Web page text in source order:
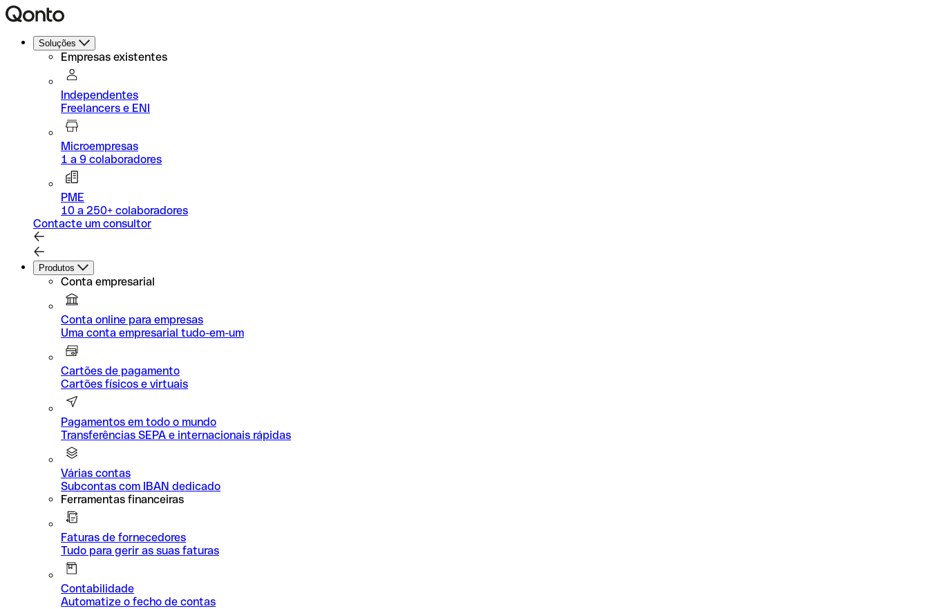
Soluções
Empresas existentes
Independentes
Freelancers e ENI
Microempresas
1 a 9 colaboradores
PME
10 a 250+ colaboradores
Contacte um consultor
Produtos
Conta empresarial
Conta online para empresas
Uma conta empresarial tudo-em-um
Cartões de pagamento
Cartões físicos e virtuais
Pagamentos em todo o mundo
Transferências SEPA e internacionais rápidas
Várias contas
Subcontas com IBAN dedicado
Ferramentas financeiras
Faturas de fornecedores
Tudo para gerir as suas faturas
Contabilidade
Automatize o fecho de contas